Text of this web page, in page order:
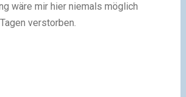
wäre mir hier niemals möglich
verstorben.